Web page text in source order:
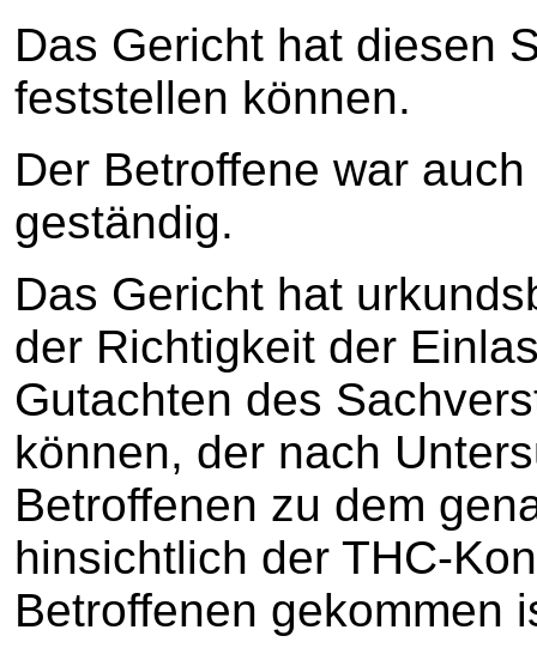
Das Gericht hat diesen
feststellen können.
Der Betroffene war
geständig.
Das Gericht hat
der Richtigkeit der
Gutachten des
können, der nach
Betroffenen zu dem
hinsichtlich der THC-
Betroffenen gekommen